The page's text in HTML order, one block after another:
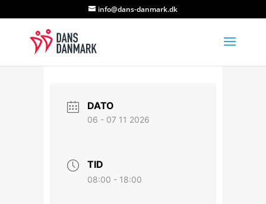
info@dans-danmark.dk
DATO
06 - 07 11 2026
TID
08:00 - 18:00